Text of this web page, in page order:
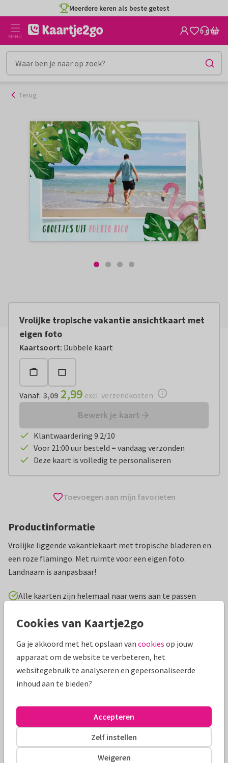
naar
inhoud
Meerdere keren als beste getest
MENU
Terug
Vrolijke tropische vakantie ansichtkaart met
eigen foto
Kaartsoort: Dubbele kaart
Vanaf:€ 2,99 excl. verzendkosten
Vanaf: 3,09 2,99 excl. verzendkosten
Bewerk je kaart
Klantwaardering 9.2/10
Voor 21:00 uur besteld = vandaag verzonden
Deze kaart is volledig te personaliseren
Toevoegen aan mijn favorieten
Productinformatie
Vrolijke liggende vakantiekaart met tropische bladeren en
een roze flamingo. Met ruimte voor een eigen foto.
Landnaam is aanpasbaar!
Alle kaarten zijn helemaal naar wens aan te passen
Vakantiekaarten ilse Groeten uit...
Specificaties bij deze kaart
Papiersoort: Kies uit 6 luxe papiersoorten
Adres: Achterop de kaart
Formaten
Cookies van Kaartje2go
Ga je akkoord met het opslaan van cookies op jouw
apparaat om de website te verbeteren, het
websitegebruik te analyseren en gepersonaliseerde
inhoud aan te bieden?
Weigeren
Zelf instellen
Accepteren